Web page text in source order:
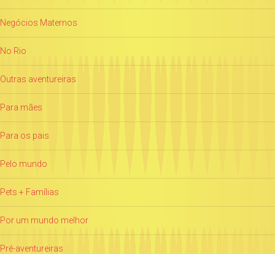
Negócios Maternos
No Rio
Outras aventureiras
Para mães
Para os pais
Pelo mundo
Pets + Famílias
Por um mundo melhor
Pré-aventureiras